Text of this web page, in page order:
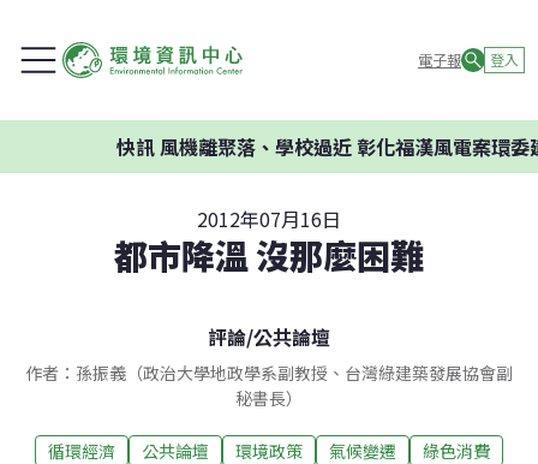
電子報 登入
快訊風機離聚落、學校過近 彰化福漢風電案環委建
2012年07月16日
都市降溫 沒那麼困難
評論/公共論壇
作者：孫振義（政治大學地政學系副教授、台灣綠建築發展協會副
秘書長）
循環經濟 公共論壇 環境政策 氣候變遷
綠色消費